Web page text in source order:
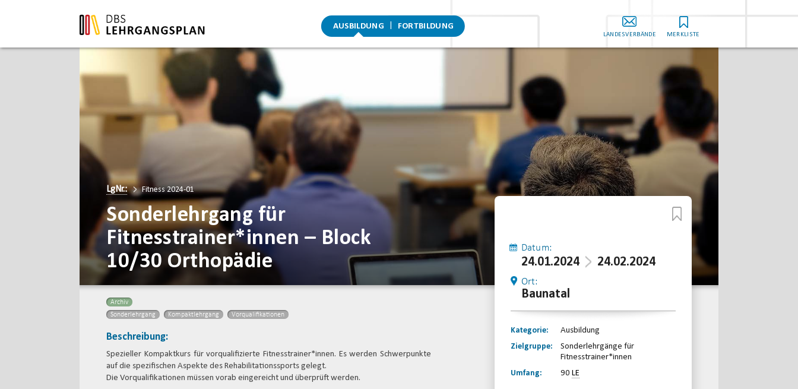
AUSBILDUNG FORTBILDUNG
LANDESVERBÄNDE MERKLISTE
LgNr.: Fitness 2024-01
Sonderlehrgang für
Fitnesstrainer*innen – Block
10/30 Orthopädie
Datum:
24.01.2024 24.02.2024
Ort:
Baunatal
Kategorie:
Ausbildung
Zielgruppe:
Sonderlehrgänge für
Fitnesstrainer*innen
Umfang:
90 LE
Archiv
Sonderlehrgang
Kompaktlehrgang Vorqualifikationen
Beschreibung:
Spezieller Kompaktkurs für vorqualifizierte Fitnesstrainer*innen. Es werden Schwerpunkte
auf die spezifischen Aspekte des Rehabilitationssports gelegt.
Die Vorqualifikationen müssen vorab eingereicht und überprüft werden.